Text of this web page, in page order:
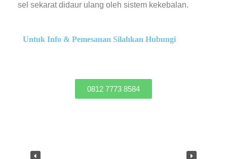
sel sekarat didaur ulang oleh sistem kekebalan.
Untuk Info & Pemesanan Silahkan Hubungi
0812 7773 8584